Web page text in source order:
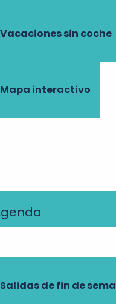
Vacaciones sin coche
Mapa interactivo
Salidas de fin de